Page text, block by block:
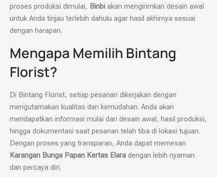
proses produksi dimulai, Binbi akan mengirimkan desain awal
untuk Anda tinjau terlebih dahulu agar hasil akhirnya sesuai
dengan harapan.
Mengapa Memilih Bintang
Florist?
Di Bintang Florist, setiap pesanan dikerjakan dengan
mengutamakan kualitas dan kemudahan. Anda akan
mendapatkan informasi mulai dari desain awal, hasil produksi,
hingga dokumentasi saat pesanan telah tiba di lokasi tujuan.
Dengan proses yang transparan, Anda dapat memesan
Karangan Bunga Papan Kertas Elara dengan lebih nyaman
dan percaya diri.